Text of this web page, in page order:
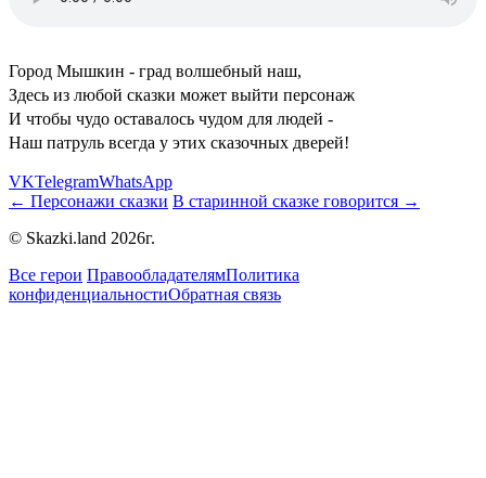
Город Мышкин - град волшебный наш,
Здесь из любой сказки может выйти персонаж
И чтобы чудо оставалось чудом для людей -
Наш патруль всегда у этих сказочных дверей!
VKTelegramWhatsApp
← Персонажи сказки В старинной сказке говорится →
© Skazki.land 2026г.
Все герои ПравообладателямПолитика
конфиденциальностиОбратная связь